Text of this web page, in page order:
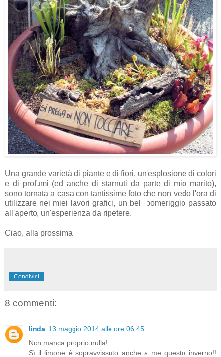
Una grande varietà di piante e di fiori, un'esplosione di colori
e di profumi (ed anche di starnuti da parte di mio marito),
sono tornata a casa con tantissime foto che non vedo l'ora di
utilizzare nei miei lavori grafici, un bel pomeriggio passato
all'aperto, un'esperienza da ripetere.
Ciao, alla prossima
Condividi
8 commenti:
linda 13 maggio 2014 alle ore 06:45
Non manca proprio nulla!
Sì il limone è sopravvissuto anche a me questo inverno!!